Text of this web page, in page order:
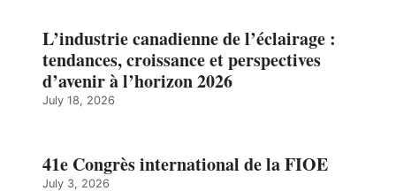
L’industrie canadienne de l’éclairage :
tendances, croissance et perspectives
d’avenir à l’horizon 2026
July 18, 2026
41e Congrès international de la FIOE
July 3, 2026